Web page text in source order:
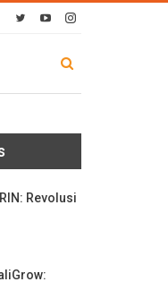
Revolusi